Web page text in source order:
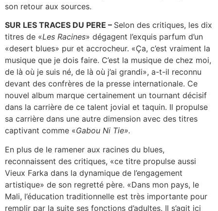
son retour aux sources.
SUR LES TRACES DU PERE – Selon des critiques, les dix
titres de «Les Racines» dégagent l’exquis parfum d’un
«desert blues» pur et accrocheur. «Ça, c’est vraiment la
musique que je dois faire. C’est la musique de chez moi,
de là où je suis né, de là où j’ai grandi», a-t-il reconnu
devant des confrères de la presse internationale. Ce
nouvel album marque certainement un tournant décisif
dans la carrière de ce talent jovial et taquin. Il propulse
sa carrière dans une autre dimension avec des titres
captivant comme «Gabou Ni Tie».
En plus de le ramener aux racines du blues,
reconnaissent des critiques, «ce titre propulse aussi
Vieux Farka dans la dynamique de l’engagement
artistique» de son regretté père. «Dans mon pays, le
Mali, l’éducation traditionnelle est très importante pour
remplir par la suite ses fonctions d’adultes. Il s’agit ici